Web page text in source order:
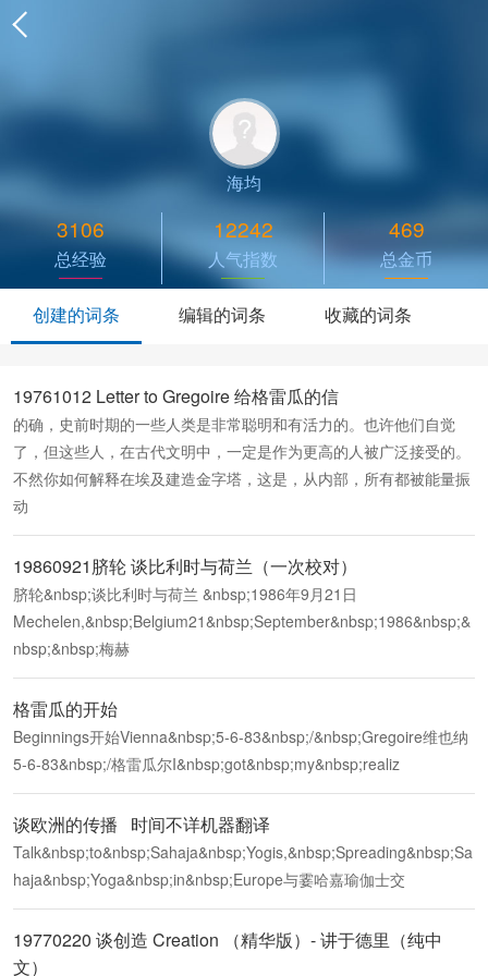
海均
3106
总经验
12242
人气指数
469
总金币
创建的词条 编辑的词条 收藏的词条
19761012 Letter to Gregoire 给格雷瓜的信
的确，史前时期的一些人类是非常聪明和有活力的。也许他们自觉
了，但这些人，在古代文明中，一定是作为更高的人被广泛接受的。
不然你如何解释在埃及建造金字塔，这是，从内部，所有都被能量振
动
19860921脐轮 谈比利时与荷兰（一次校对）
脐轮&nbsp;谈比利时与荷兰 &nbsp;1986年9月21日
Mechelen,&nbsp;Belgium21&nbsp;September&nbsp;1986&nbsp;&
nbsp;&nbsp;梅赫
格雷瓜的开始
Beginnings开始Vienna&nbsp;5-6-83&nbsp;/&nbsp;Gregoire维也纳
5-6-83&nbsp;/格雷瓜尔I&nbsp;got&nbsp;my&nbsp;realiz
谈欧洲的传播 时间不详机器翻译
Talk&nbsp;to&nbsp;Sahaja&nbsp;Yogis,&nbsp;Spreading&nbsp;Sa
haja&nbsp;Yoga&nbsp;in&nbsp;Europe与霎哈嘉瑜伽士交
19770220 谈创造 Creation （精华版）- 讲于德里（纯中
文）